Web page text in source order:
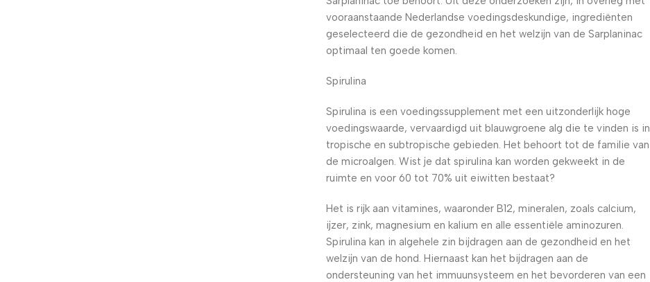
vooraanstaande Nederlandse voedingsdeskundige, ingrediënten
geselecteerd die de gezondheid en het welzijn van de Sarplaninac
optimaal ten goede komen.
Spirulina
Spirulina is een voedingssupplement met een uitzonderlijk hoge
voedingswaarde, vervaardigd uit blauwgroene alg die te vinden is in
tropische en subtropische gebieden. Het behoort tot de familie van
de microalgen. Wist je dat spirulina kan worden gekweekt in de
ruimte en voor 60 tot 70% uit eiwitten bestaat?
Het is rijk aan vitamines, waaronder B12, mineralen, zoals calcium,
ijzer, zink, magnesium en kalium en alle essentiële aminozuren.
Spirulina kan in algehele zin bijdragen aan de gezondheid en het
welzijn van de hond. Hiernaast kan het bijdragen aan de
ondersteuning van het immuunsysteem en het bevorderen van een